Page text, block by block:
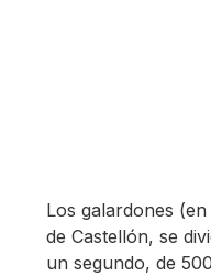
Los galardones
de Castellón, se
un segundo, de